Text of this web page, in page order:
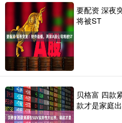
要配资 深夜
将被ST
贝格富 四款
款才是家庭